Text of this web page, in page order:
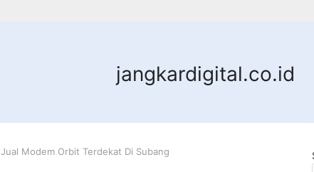
jangkardigital.co.id
Jual Modem Orbit Terdekat Di Subang